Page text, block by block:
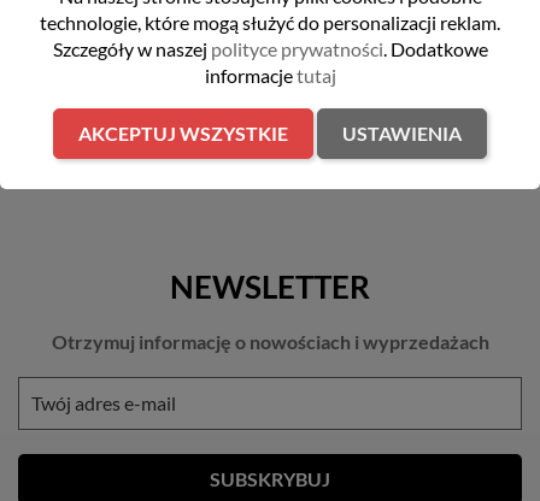
DO KOSZYKA DO KOSZYKA
NEWSLETTER
Otrzymuj informację o nowościach i wyprzedażach
technologie, które mogą służyć do personalizacji reklam.
Szczegóły w naszej polityce prywatności. Dodatkowe
informacjetutaj
AKCEPTUJ WSZYSTKIE USTAWIENIA